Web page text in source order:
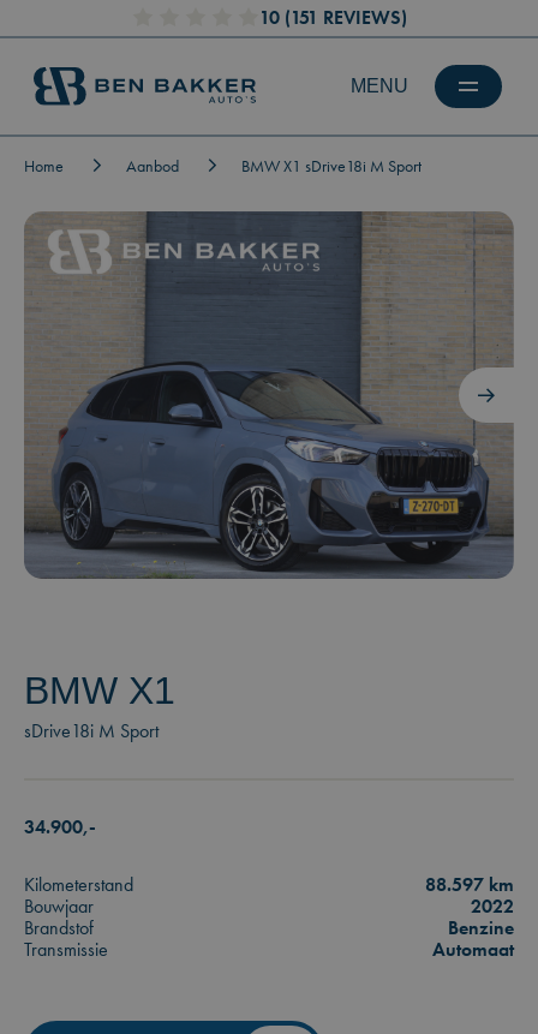
10 (151 REVIEWS)
Home Aanbod BMW X1 sDrive18i M Sport
BMW X1
sDrive18i M Sport
34.900,-
Kilometerstand
88.597 km
Bouwjaar
2022
Brandstof
Benzine
Transmissie
Automaat